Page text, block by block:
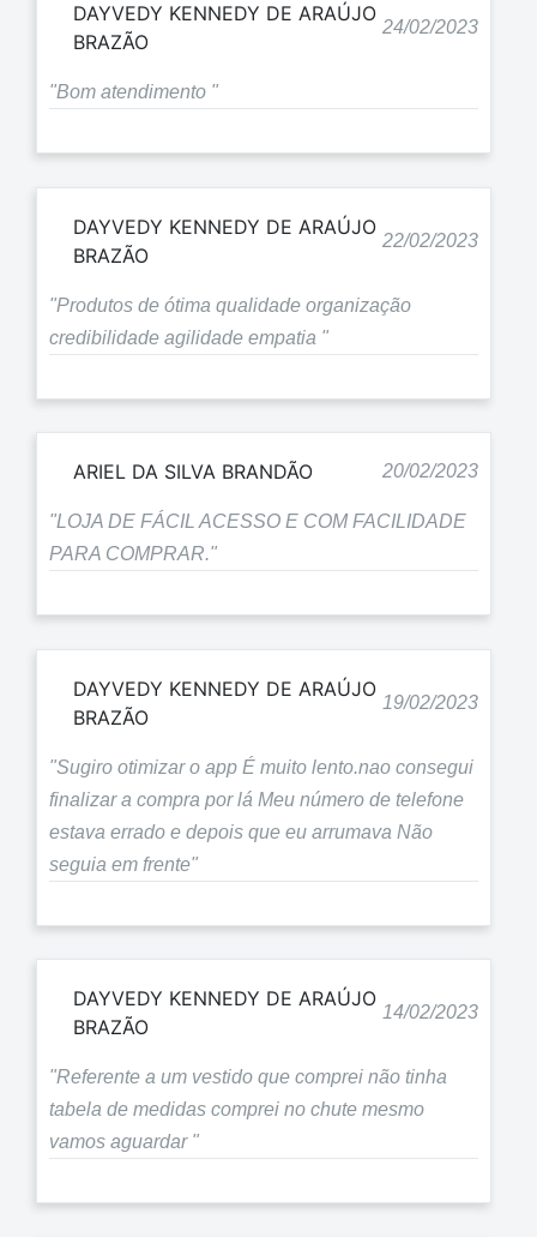
DAYVEDY KENNEDY DE ARAÚJO
BRAZÃO
24/02/2023
"Bom atendimento "
DAYVEDY KENNEDY DE ARAÚJO
BRAZÃO
22/02/2023
"Produtos de ótima qualidade organização
credibilidade agilidade empatia "
ARIEL DA SILVA BRANDÃO 20/02/2023
"LOJA DE FÁCIL ACESSO E COM FACILIDADE
PARA COMPRAR."
DAYVEDY KENNEDY DE ARAÚJO
BRAZÃO
19/02/2023
"Sugiro otimizar o app É muito lento.nao consegui
finalizar a compra por lá Meu número de telefone
estava errado e depois que eu arrumava Não
seguia em frente"
DAYVEDY KENNEDY DE ARAÚJO
BRAZÃO
14/02/2023
"Referente a um vestido que comprei não tinha
tabela de medidas comprei no chute mesmo
vamos aguardar "